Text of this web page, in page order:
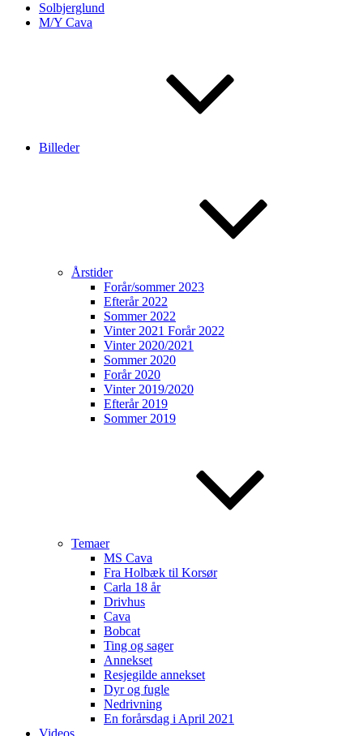
Solbjerglund
M/Y Cava
Billeder
Årstider
Forår/sommer 2023
Efterår 2022
Sommer 2022
Vinter 2021 Forår 2022
Vinter 2020/2021
Sommer 2020
Forår 2020
Vinter 2019/2020
Efterår 2019
Sommer 2019
Temaer
MS Cava
Fra Holbæk til Korsør
Carla 18 år
Drivhus
Cava
Bobcat
Ting og sager
Annekset
Resjegilde annekset
Dyr og fugle
Nedrivning
En forårsdag i April 2021
Videos